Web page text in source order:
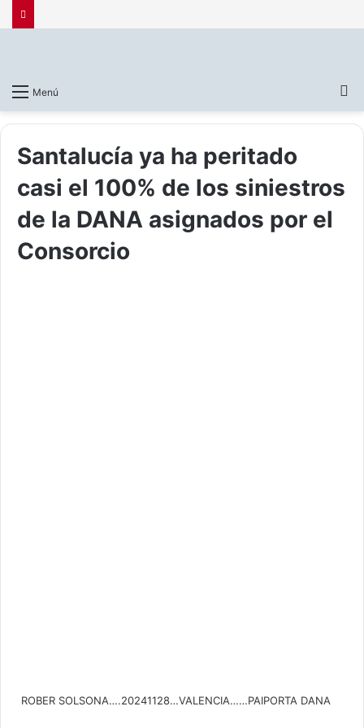
Menú
Santalucía ya ha peritado
casi el 100% de los siniestros
de la DANA asignados por el
Consorcio
ROBER SOLSONA….20241128…VALENCIA……PAIPORTA DANA